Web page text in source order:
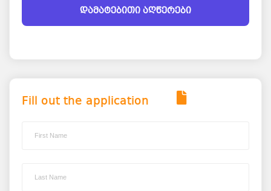
დამატებითი აღწერები
Fill out the application